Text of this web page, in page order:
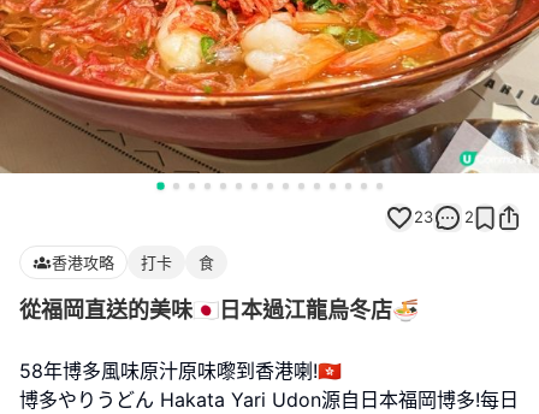
23 2
香港攻略 打卡 食
從福岡直送的美味🇯🇵日本過江龍烏冬店🍜
58年博多風味原汁原味嚟到香港喇!🇭🇰
博多やりうどん Hakata Yari Udon源自日本福岡博多!每日